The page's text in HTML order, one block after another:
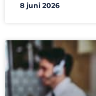
8 juni 2026